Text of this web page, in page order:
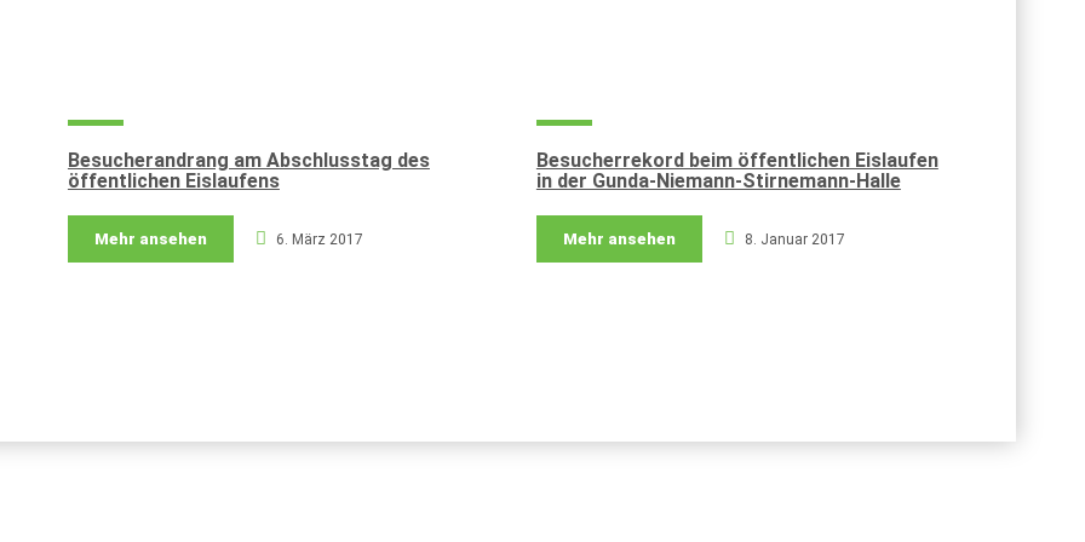
Besucherandrang am Abschlusstag des
öffentlichen Eislaufens
Mehr ansehen 6. März 2017
Besucherrekord beim öffentlichen Eislaufen
in der Gunda-Niemann-Stirnemann-Halle
Mehr ansehen 8. Januar 2017